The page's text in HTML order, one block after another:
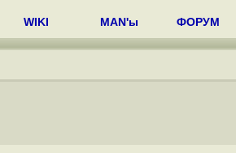
WIKI MAN'ы ФОРУМ